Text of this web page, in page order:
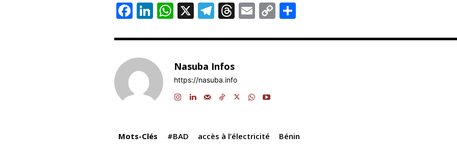
F
c
e
b
o
Li
k
e
dI
n
W
at
s
A
p
X
T
e
gr
a
m
T
e
d
s
E
ai
C
p ta
Nasuba Infos
https://nasuba.info
Mots-Clés #BAD accès à l’électricité Bénin